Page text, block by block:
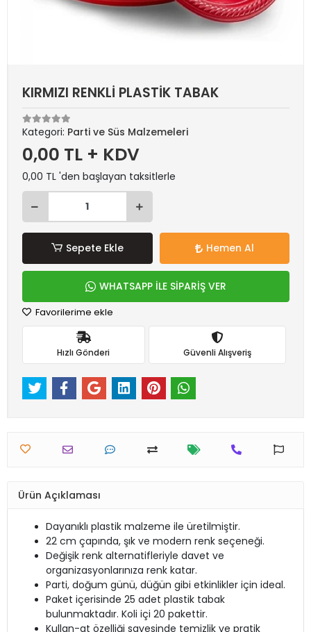
KIRMIZI RENKLİ PLASTİK TABAK
Kategori: Parti ve Süs Malzemeleri
0,00 TL + KDV
0,00 TL 'den başlayan taksitlerle
Sepete Ekle Hemen Al
WHATSAPP İLE SİPARİŞ VER
Favorilerime ekle
Hızlı Gönderi Güvenli Alışveriş
Ürün Açıklaması
Dayanıklı plastik malzeme ile üretilmiştir.
22 cm çapında, şık ve modern renk seçeneği.
Değişik renk alternatifleriyle davet ve
organizasyonlarınıza renk katar.
Parti, doğum günü, düğün gibi etkinlikler için ideal.
Paket içerisinde 25 adet plastik tabak
bulunmaktadır. Koli içi 20 pakettir.
Kullan-at özelliği sayesinde temizlik ve pratik